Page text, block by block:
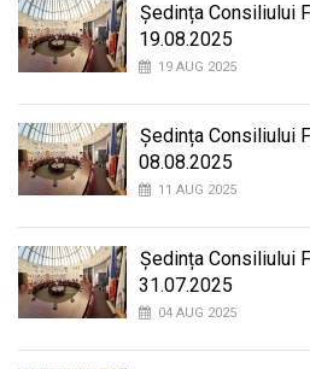
Ședința Consiliului
19.08.2025
19 AUG 2025
Ședința Consiliului
08.08.2025
11 AUG 2025
Ședința Consiliului
31.07.2025
04 AUG 2025